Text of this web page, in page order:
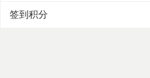
签到积分